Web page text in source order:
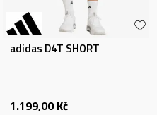
adidas D4T SHORT
1.199,00 Kč